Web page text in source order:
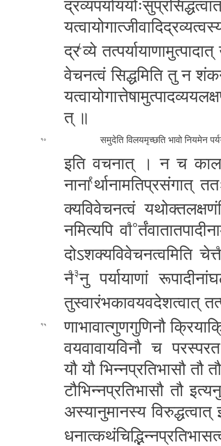
द्रव्यप
द्र८व्ये
वे­च­न­त्वं सि­द्ध­मि­ति तु न शं
त् ॥
१० स­मु­दे­ति वि­ल­य­मृ­च्छ­ति भावो नि­य­मे­न
इति व­च­ना­त् । न च
नाना९र्था­ना­म­ति­प्र­सं­गा­त्
क्य­वि­वे­च­न­त्वं
नमित्यपि वा१०
दो­ऽ­श­क्य­वि­वे­च­न­त्व­मि­ति चेत्त
न
१३नु प­र्या­या­णां
तु­स्वा­रं­भ­का­व­य­व­दे­श­त्वा­त्
१५
णा­भा­वा­त्गु­ण­गु­णि­नौ
व­य­वा­वा­य­वि­नौ च
यौ यौ भि­न्न­प्र­ति­भा­सौ तौ
टौ­भि­न्न­प्र­ति­भा­सौ तौ
अ­स्या­नु­मा­न­स्यवि­रु­द्ध­त्वा­त्